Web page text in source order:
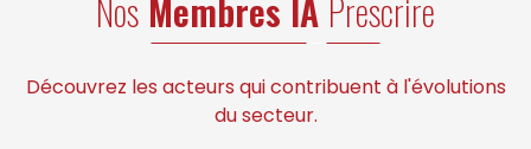
Nos Membres IA Prescrire
Découvrez les acteurs qui contribuent à l'évolutions
du secteur.